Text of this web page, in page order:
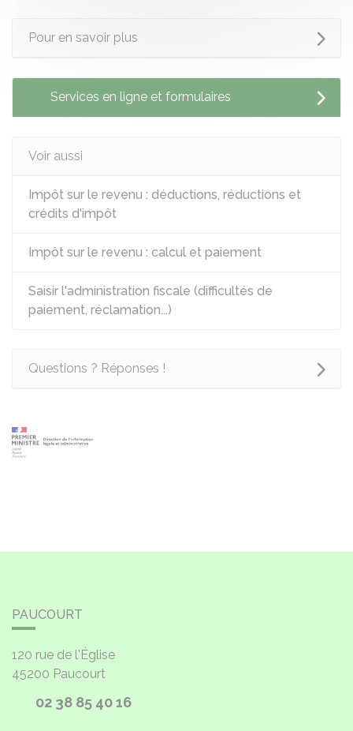
Pour en savoir plus
Services en ligne et formulaires
Voir aussi
Impôt sur le revenu : déductions, réductions et
crédits d'impôt
Impôt sur le revenu : calcul et paiement
Saisir l'administration fiscale (difficultés de
paiement, réclamation...)
Questions ? Réponses !
PAUCOURT
120 rue de l'Église
45200 Paucourt
02 38 85 40 16